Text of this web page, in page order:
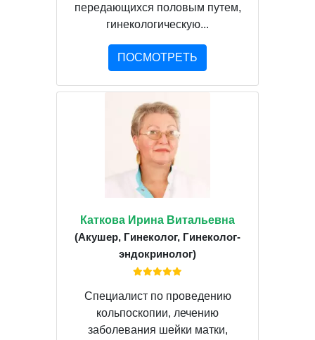
передающихся половым путем,
гинекологическую...
ПОСМОТРЕТЬ
Каткова Ирина Витальевна
(Акушер, Гинеколог, Гинеколог-
эндокринолог)
Специалист по проведению
кольпоскопии, лечению
заболевания шейки матки,